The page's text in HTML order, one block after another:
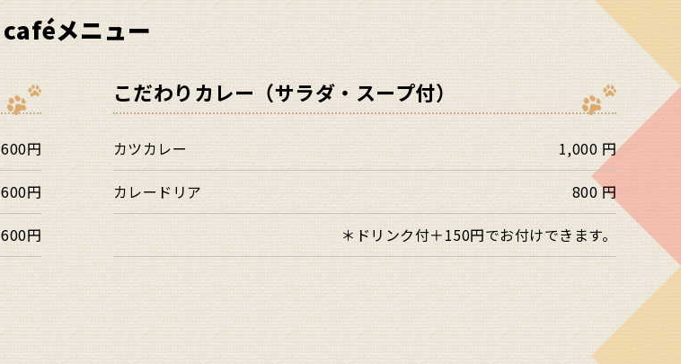
caféメニュー
600円
600円
600円
こだわりカレー（サラダ・スープ付）
カツカレー
1,000 円
カレードリア
800 円
＊ドリンク付＋150円でお付けできます。